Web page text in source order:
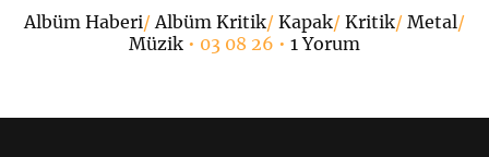
Albüm Haberi/Albüm Kritik/ Kapak/ Kritik/ Metal/
Müzik• 03 08 26 • 1 Yorum